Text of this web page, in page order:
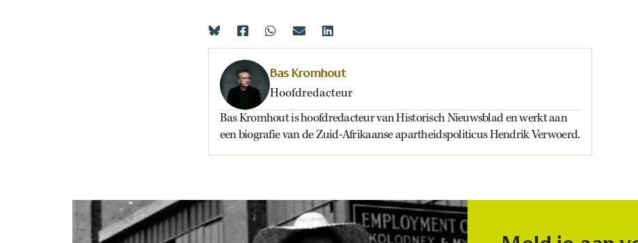
Bas Kromhout
Hoofdredacteur
Bas Kromhout is hoofdredacteur van Historisch Nieuwsblad en werkt aan
een biografie van de Zuid-Afrikaanse apartheidspoliticus Hendrik Verwoerd.